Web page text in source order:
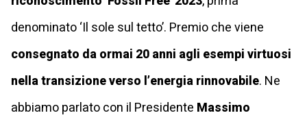
denominato ‘Il sole sul tetto’. Premio che viene
consegnato da ormai 20 anni agli esempi virtuosi
nella transizione verso l’energia rinnovabile. Ne
abbiamo parlato con il Presidente Massimo